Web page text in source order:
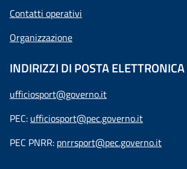
Contatti operativi
Organizzazione
INDIRIZZI DI POSTA ELETTRONICA
ufficiosport@governo.it
PEC: ufficiosport@pec.governo.it
PEC PNRR: pnrrsport@pec.governo.it